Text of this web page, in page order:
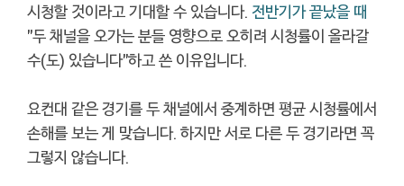
시청할 것이라고 기대할 수 있습니다. 전반기가 끝났을 때
"두 채널을 오가는 분들 영향으로 오히려 시청률이 올라갈
수(도) 있습니다"하고 쓴 이유입니다.
요컨대 같은 경기를 두 채널에서 중계하면 평균 시청률에서
손해를 보는 게 맞습니다. 하지만 서로 다른 두 경기라면 꼭
그렇지 않습니다.